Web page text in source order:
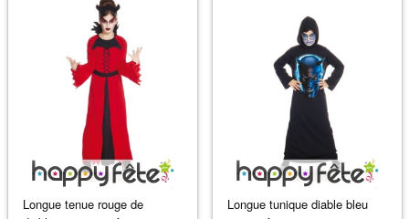
Longue tenue rouge de
Longue tunique diable bleu